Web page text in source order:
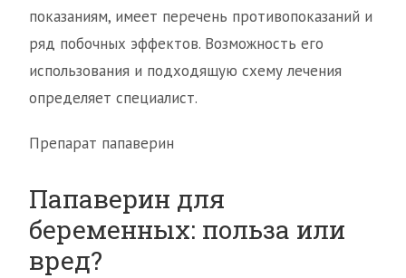
показаниям, имеет перечень противопоказаний и
ряд побочных эффектов. Возможность его
использования и подходящую схему лечения
определяет специалист.
Препарат папаверин
Папаверин для
беременных: польза или
вред?